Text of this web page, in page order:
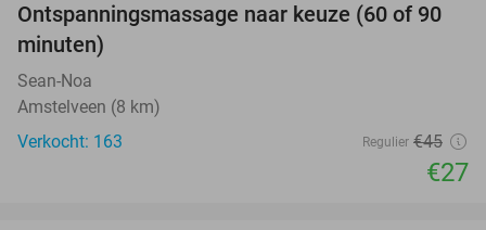
40%
Ontspanningsmassage naar keuze (60 of 90
minuten)
Sean-Noa
Amstelveen (8 km)
Verkocht: 163
Regulier €45
€27